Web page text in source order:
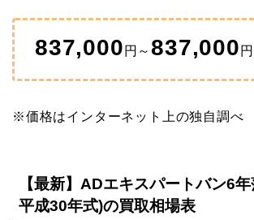
837,000 円～ 837,000 円
※価格はインターネット上の独自調べ
【最新】ADエキスパートバン6
平成30年式)の買取相場表